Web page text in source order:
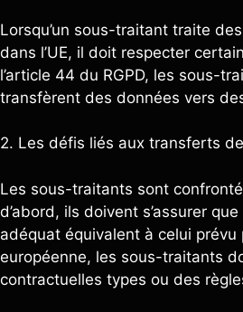
Lorsqu’un sous-traitant traite
dans l’UE, il doit respecter
l’article 44 du RGPD, les sous-
transfèrent des données vers
2. Les défis liés aux transferts
Les sous-traitants sont
d’abord, ils doivent s’assurer
adéquat équivalent à celui prévu
européenne, les sous-traitants
contractuelles types ou des